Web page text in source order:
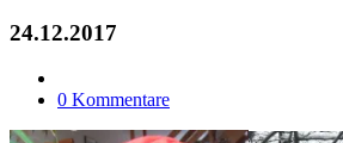
24.12.2017
0 Kommentare